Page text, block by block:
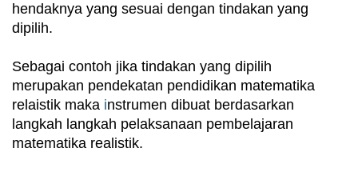
hendaknya yang sesuai dengan tindakan yang
dipilih.
Sebagai contoh jika tindakan yang dipilih
merupakan pendekatan pendidikan matematika
relaistik maka instrumen dibuat berdasarkan
langkah langkah pelaksanaan pembelajaran
matematika realistik.